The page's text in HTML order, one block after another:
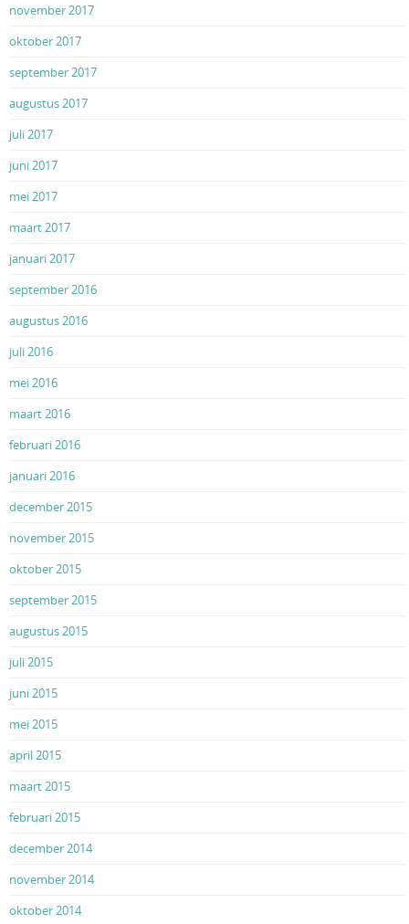
november 2017
oktober 2017
september 2017
augustus 2017
juli 2017
juni 2017
mei 2017
maart 2017
januari 2017
september 2016
augustus 2016
juli 2016
mei 2016
maart 2016
februari 2016
januari 2016
december 2015
november 2015
oktober 2015
september 2015
augustus 2015
juli 2015
juni 2015
mei 2015
april 2015
maart 2015
februari 2015
december 2014
november 2014
oktober 2014